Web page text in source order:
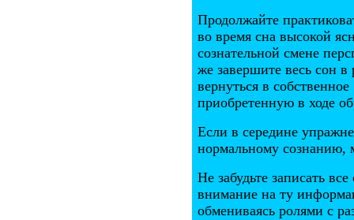
Продолжайте
во время сна высокой
сознательной смене
же завершите весь сон
вернуться в
приобретенную в ходе
Если в середине
нормальному сознанию,
Не забудьте записать
внимание на ту
обмениваясь ролями с